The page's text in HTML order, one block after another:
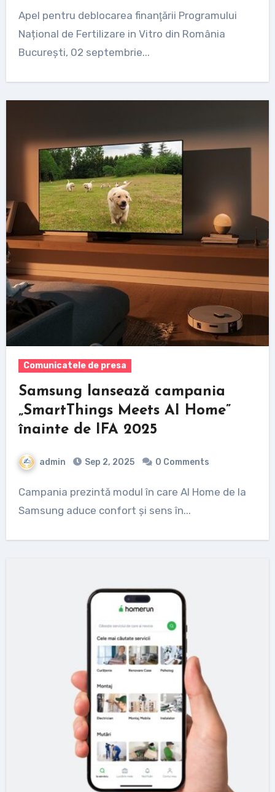
Apel pentru deblocarea finanţării Programului
Național de Fertilizare in Vitro din România
București, 02 septembrie...
Comunicatele de presa
Samsung lansează campania
„SmartThings Meets AI Home”
înainte de IFA 2025
admin Sep 2, 2025 0 Comments
Campania prezintă modul în care AI Home de la
Samsung aduce confort și sens în...